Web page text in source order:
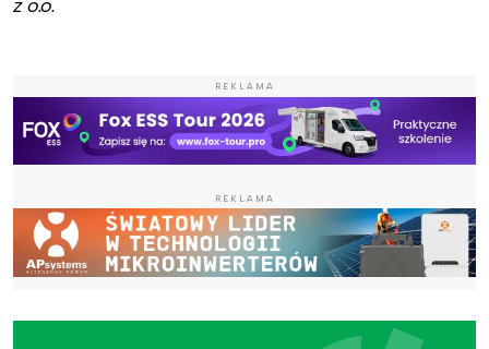
z o.o.
REKLAMA
REKLAMA